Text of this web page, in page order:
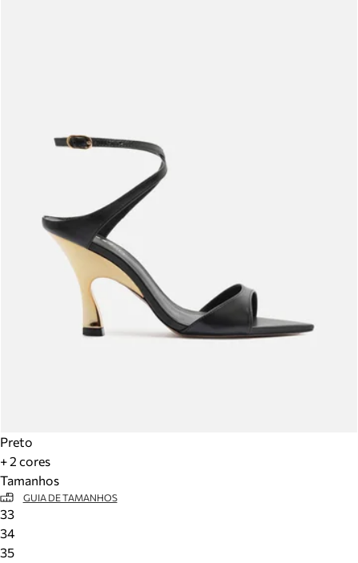
Preto
+ 2 cores
Tamanhos
GUIA DE TAMANHOS
33
34
35